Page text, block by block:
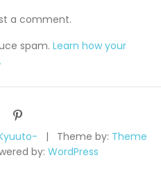
a comment.
spam. Learn how your
Theme by: Theme
by: WordPress